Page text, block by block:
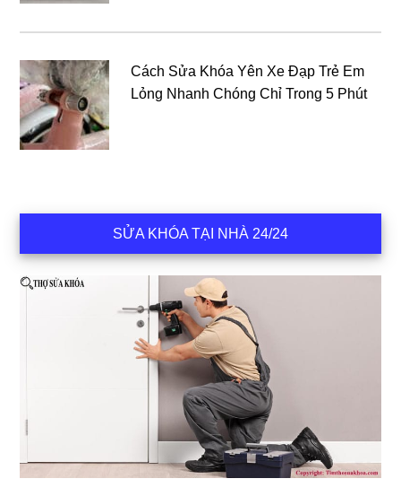
Cách Sửa Khóa Yên Xe Đạp Trẻ Em
Lỏng Nhanh Chóng Chỉ Trong 5 Phút
SỬA KHÓA TẠI NHÀ 24/24